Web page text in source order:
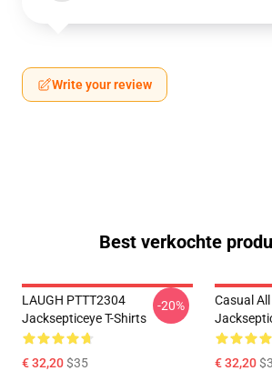
Write your review
Best verkochte
LAUGH PTTT2304
Jacksepticeye T-Shirts
€ 32,20$35
-20%
Casual
€ 32,20